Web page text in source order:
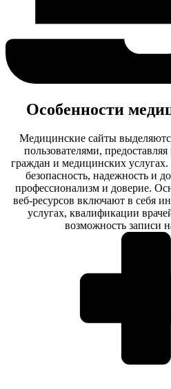
Особенности
Медицинские сайты
пользователями,
граждан и медицинских
безопасность, надежность и
профессионализм и доверие.
веб-ресурсов включают в себя
услугах, квалификации
возможность записи